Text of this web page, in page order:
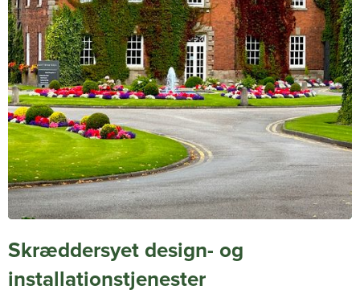
Skræddersyet design- og
installationstjenester